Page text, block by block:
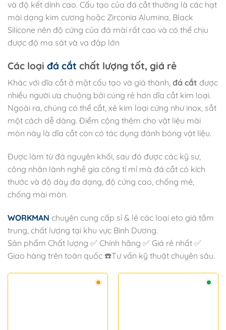
và độ kết dính cao. Cấu tạo của đá cắt thường là các hạt
mài dạng kim cương hoặc Zirconia Alumina, Black
Silicone nên độ cứng của đá mài rất cao và có thể chịu
được độ ma sát và va đập lớn
Các loại đá cắt chất lượng tốt, giá rẻ
Khác với dĩa cắt ở mặt cấu tạo và giá thành, đá cắt được
nhiều người ưa chuộng bởi cúng rẻ hơn dĩa cắt kim loại.
Ngoài ra, chúng có thể cắt, xẻ kim loại cứng như inox, sắt
một cách dễ dàng. Điểm cộng thêm cho vật liệu mài
mòn này là dĩa cắt còn có tác dụng đánh bóng vật liệu.
Được làm từ đá nguyên khối, sau đó được các kỹ sư,
công nhân lành nghề gia công tỉ mỉ mà đá cắt có kích
thước và độ dày đa dạng, độ cứng cao, chống mẻ,
chống mài mòn.
WORKMAN chuyên cung cấp sỉ & lẻ các loại eto giá tầm
trung, chất lượng tại khu vực Bình Dương.
Sản phẩm Chất lượng ✅ Chính hãng ✅ Giá rẻ nhất ✅
Giao hàng trên toàn quốc ☎️Tư vấn kỹ thuật chuyên sâu.